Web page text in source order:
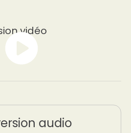
vidéo
audio